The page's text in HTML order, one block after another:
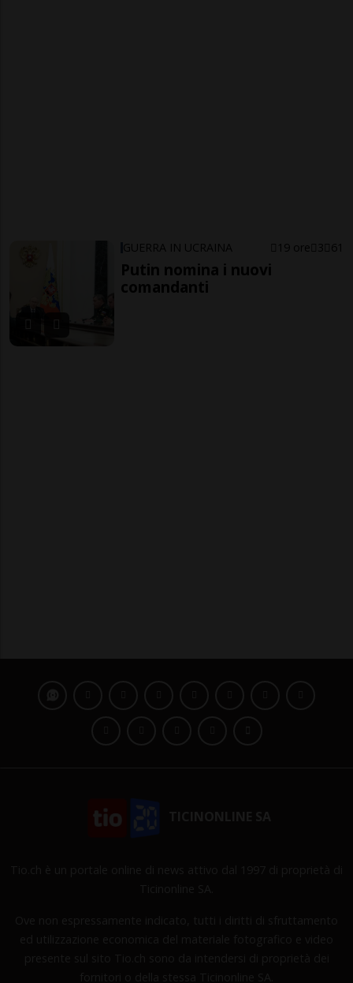
GUERRA IN UCRAINA 19 ore 3 61
Putin nomina i nuovi
comandanti